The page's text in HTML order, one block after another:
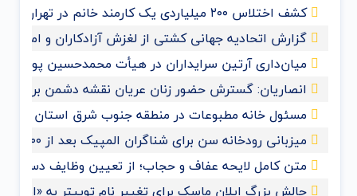
کشف اختلاس ۲۰۰ میلیاردی یک کارمند خانم در تهران
گزارش اتحادیه جهانی کشتی از لغزش آزادکاران و
میان‌داری آرتین سرایداران در هیأت محمدحسین
انصاریان: گسترش حضور زنان عریان نقشه دشمن برای
مسئول خانه مطبوعات در منطقه جنوب شرق استان
میزبانی رودخانه سن برای شناگران المپیک بعد از ۱۰۰ سال
متن کامل لایحه عفاف و حجاب؛ از تعیین وظایف